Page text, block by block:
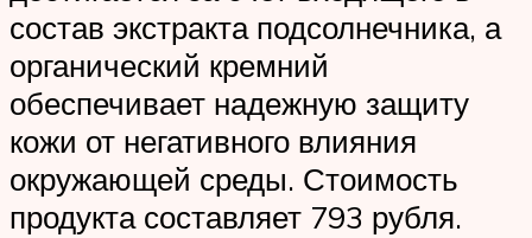
состав экстракта подсолнечника, а
органический кремний
обеспечивает надежную защиту
кожи от негативного влияния
окружающей среды. Стоимость
продукта составляет 793 рубля.